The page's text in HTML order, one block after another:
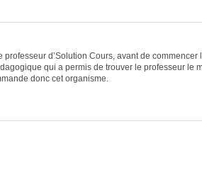
professeur d’Solution Cours, avant de commencer
qui a permis de trouver le professeur le
donc cet organisme.